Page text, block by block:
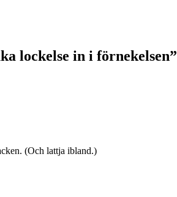
lockelse in i förnekelsen”
(Och lattja ibland.)